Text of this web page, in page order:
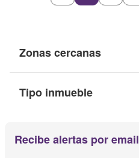
Zonas cercanas
Tipo inmueble
Recibe alertas por email